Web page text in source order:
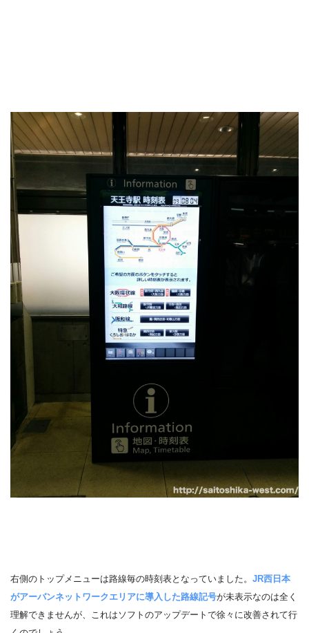
右側のトップメニューは路線毎の時刻表となっていました。 JR西日本
がアーバンネットワークエリアに導入した路線記号が未表示なのは全く
理解できませんが、これはソフトのアップデートで徐々に改善されて行